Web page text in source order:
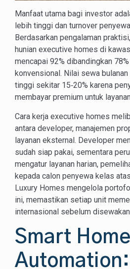
Manfaat utama bagi investor
lebih tinggi dan turnover
Berdasarkan pengalaman
hunian executive homes di
mencapai 92% dibandingkan
konvensional. Nilai sewa
tinggi sekitar 15‑20% karena
membayar premium untuk
Cara kerja executive homes
antara developer, manajemen
layanan eksternal. Developer
sudah siap pakai, sementara
mengatur layanan harian,
kepada calon penyewa kelas
Luxury Homes mengelola
ini, memastikan setiap unit
internasional sebelum
Smart Home
Automation: